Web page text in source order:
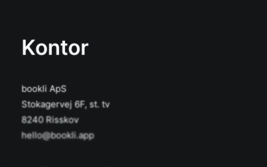
Kontor
bookli ApS
Stokagervej 6F, st. tv
8240 Risskov
hello@bookli.app